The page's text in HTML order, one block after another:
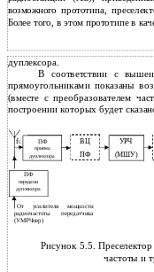
возможного прототипа,
Более того, в этом прототипе в
дуплексора.
В соответствии с
прямоугольниками показаны
(вместе с преобразователем
построении которых будет
fC ПФ ВЦ УРЧ
приема
ПФ (МШУ)
дуплексора
ПФ
передачи
дуплексора
От усилителя мощности
радиочастоты передатчика
(УМРЧпер)
Рисунок 5.5.
частоты и